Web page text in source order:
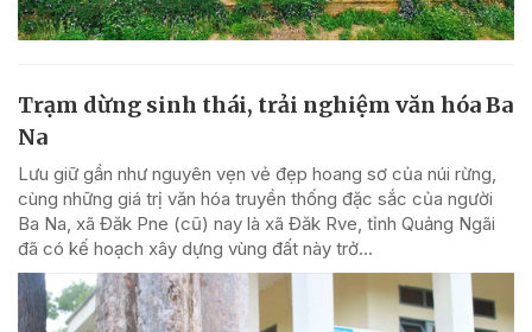
Trạm dừng sinh thái, trải nghiệm văn hóa Ba
Na
Lưu giữ gần như nguyên vẹn vẻ đẹp hoang sơ của núi rừng,
cùng những giá trị văn hóa truyền thống đặc sắc của người
Ba Na, xã Đăk Pne (cũ) nay là xã Đăk Rve, tỉnh Quảng Ngãi
đã có kế hoạch xây dựng vùng đất này trở...